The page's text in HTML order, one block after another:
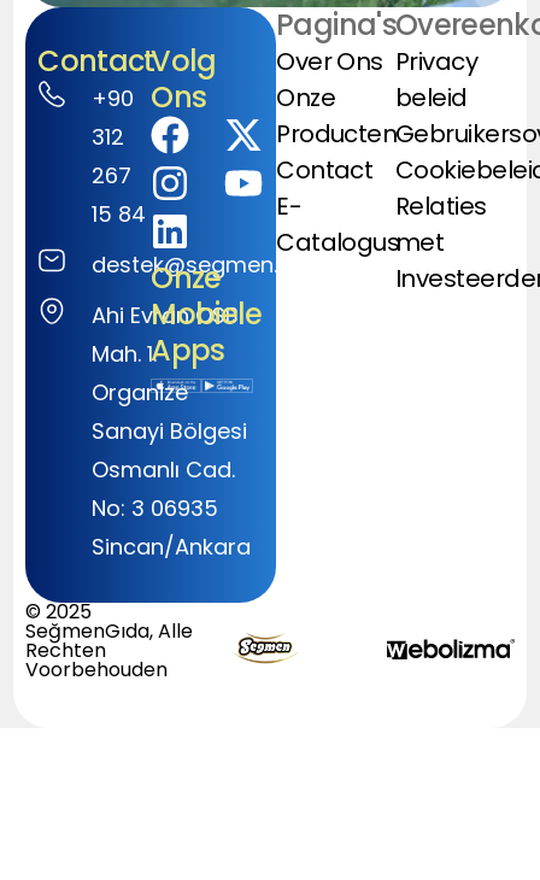
Contact
+90
312
267
15 84
destek@segmen.com.tr
Ahi Evran OSB
Mah. 1.
Organize
Sanayi Bölgesi
Osmanlı Cad.
No: 3 06935
Sincan/Ankara
Volg
Ons
Onze
Mobiele
Apps
Pagina's
Over Ons
Onze
Producten
Contact
E-
Catalogus
Privacy
beleid
Relaties
met
© 2025
SeğmenGıda, Alle
Rechten
Voorbehouden